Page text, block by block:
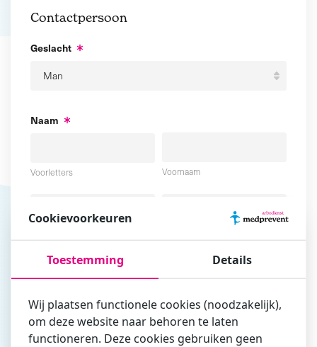
Contactpersoon
Geslacht
Naam
Voorletters Voornaam
Vul hier bij voorkeur het e-mailadres in waarmee je
zakelijk/administratief correspondeert
Cookievoorkeuren
Toestemming Details
Wij plaatsen functionele cookies (noodzakelijk),
om deze website naar behoren te laten
functioneren. Deze cookies gebruiken geen